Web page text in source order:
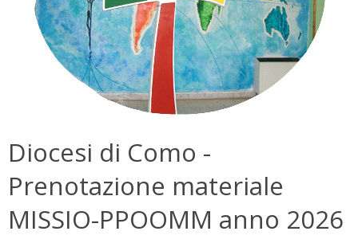
Diocesi di Como -
Prenotazione materiale
MISSIO-PPOOMM anno 2026